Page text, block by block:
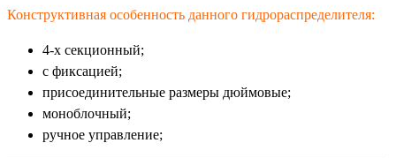
Конструктивная особенность данного гидрораспределителя:
4-х секционный;
с фиксацией;
присоединительные размеры дюймовые;
моноблочный;
ручное управление;